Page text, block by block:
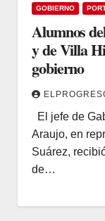
GOBIERNO
Alumnos
y de Villa
gobierno
El jefe de
Araujo, en
Suárez,
de…